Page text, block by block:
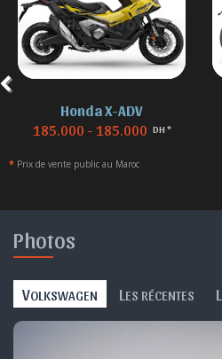
Aprilia RS
54.950 - 61.950 DH *
* Prix de vente public au Maroc
Photos
VOLKSWAGEN L ES RÉCENTES L